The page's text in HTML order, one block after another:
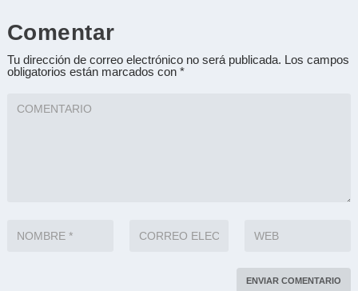
Comentar
Tu dirección de correo electrónico no será publicada. Los campos
obligatorios están marcados con *